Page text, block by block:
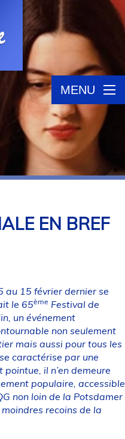
MENU
EN BREF
au 15 février dernier se
le 65ème Festival de
un événement
non seulement
mais aussi pour tous les
caractérise par une
il n’en demeure
populaire, accessible
non loin de la Potsdamer
recoins de la